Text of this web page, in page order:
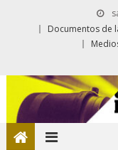
Documentos de